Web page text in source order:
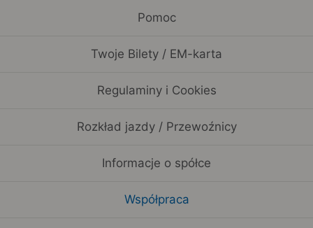
Pomoc
Twoje Bilety / EM-karta
Regulaminy i Cookies
Rozkład jazdy / Przewoźnicy
Informacje o spółce
Współpraca